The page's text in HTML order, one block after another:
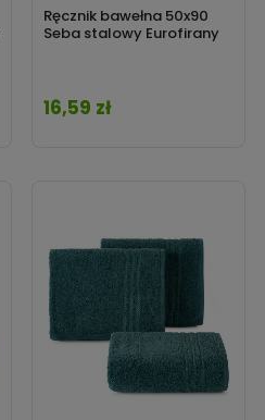
Ręcznik bawełna 50x90
Seba stalowy Eurofirany
Cena
16,59 zł